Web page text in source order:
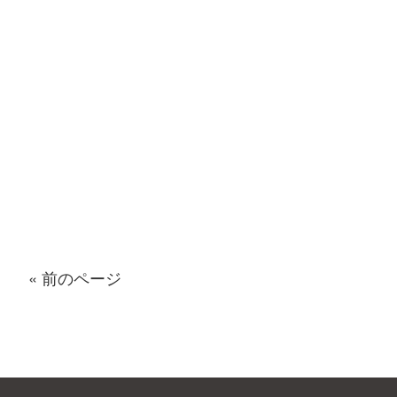
« 前のページ